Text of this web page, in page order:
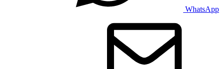
WhatsApp